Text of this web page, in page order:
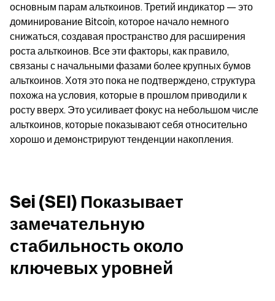
основным парам альткоинов. Третий индикатор — это
доминирование Bitcoin, которое начало немного
снижаться, создавая пространство для расширения
роста альткоинов. Все эти факторы, как правило,
связаны с начальными фазами более крупных бумов
альткоинов. Хотя это пока не подтверждено, структура
похожа на условия, которые в прошлом приводили к
росту вверх. Это усиливает фокус на небольшом числе
альткоинов, которые показывают себя относительно
хорошо и демонстрируют тенденции накопления.
Sei (SEI) Показывает
замечательную
стабильность около
ключевых уровней